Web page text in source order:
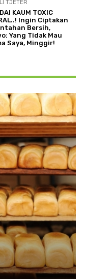
TJETËR
KAUM TOXIC
Ingin Ciptakan
Bersih,
Yang Tidak Mau
Saya, Minggir!